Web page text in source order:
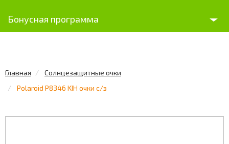
Бонусная программа
Главная
Солнцезащитные очки
Polaroid P8346 KIH очки с/з